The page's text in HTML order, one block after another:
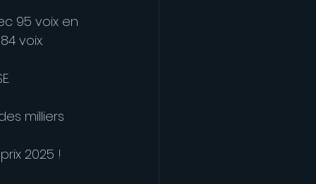
95 voix en
voix.
milliers
2025 !